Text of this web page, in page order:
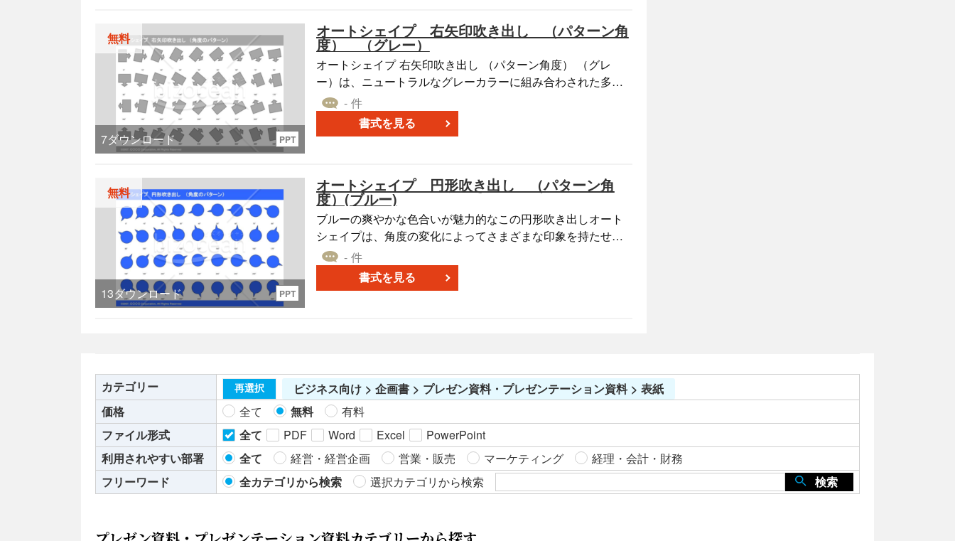
を実現しましょう。このテンプレートは無料でダウンロード
可能で、すぐにご利用いただけます。 「オートシェイプ 曲折
矢印（パターン）（ブルー）」テンプレートをご活用して、
プロジェクトのデザインに独自のアプローチを加え、効果的
な資料やプレゼンテーションを作成しましょう。
無料
7ダウンロード PPT
オートシェイプ 右矢印吹き出し （パターン角
度） （グレー）
オートシェイプ 右矢印吹き出し （パターン角度） （グレ
ー）は、ニュートラルなグレーカラーに組み合わされた多様
な角度のパターンで構築されています。この矢印吹き出しの
特徴は、異なる角度のパターンが組み込まれていることで
す。それにより、文書やプレゼンテーションで情報を提示す
- 件
書式を見る
無料
13ダウンロード PPT
オートシェイプ 円形吹き出し （パターン角
度）(ブルー)
ブルーの爽やかな色合いが魅力的なこの円形吹き出しオート
シェイプは、角度の変化によってさまざまな印象を持たせる
ことができます。複数の角度パターンが掲載されており、そ
れぞれのパターンが持つ独自の魅力を利用して、資料やプレ
ゼンテーションをより魅力的に仕上げることができます。Po
- 件
書式を見る
カテゴリー 再選択
ビジネス向け > 企画書 > プレゼン資料・プレゼンテーション資料 > 表紙
価格
全て 無料
有料
ファイル形式
全て PDF Word Excel
PowerPoint
利用されやすい部署
全て 経営・経営企画 営業・販売 マーケティング
経理・会計・財務
フリーワード
全カテゴリから検索 選択カテゴリから検索 検索